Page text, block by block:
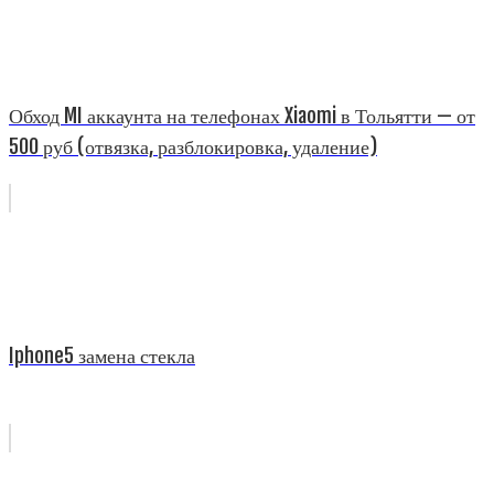
Обход MI аккаунта на телефонах Xiaomi в Тольятти — от
500 руб (отвязка, разблокировка, удаление)
Iphone5 замена стекла